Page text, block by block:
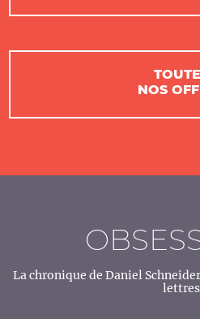
NOS
La chronique de Daniel
lettres